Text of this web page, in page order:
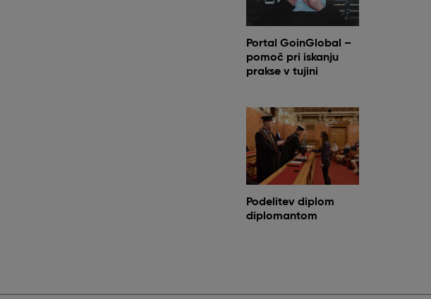
Portal GoinGlobal –
pomoč pri iskanju
prakse v tujini
Podelitev diplom
diplomantom